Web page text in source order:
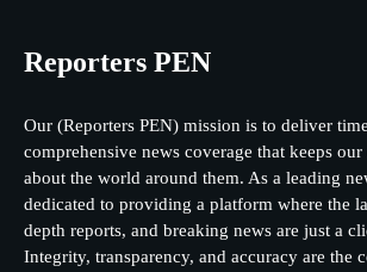
Reporters PEN
Our (Reporters PEN) mission is to deliver
comprehensive news coverage that keeps
about the world around them. As a leading
dedicated to providing a platform where the
depth reports, and breaking news are just a
Integrity, transparency, and accuracy are the